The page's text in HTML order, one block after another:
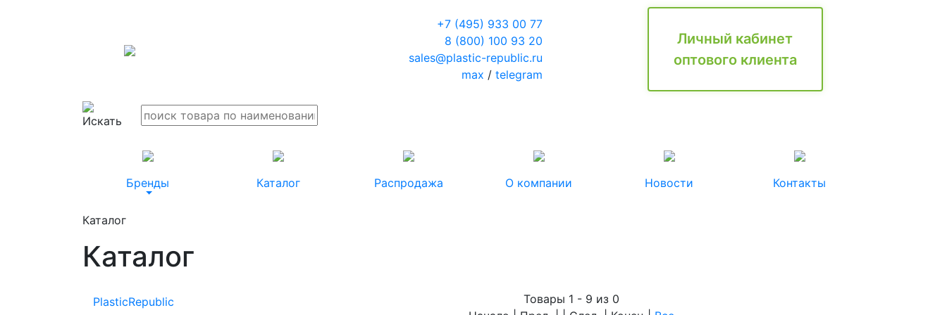
+7 (495) 933 00 77
8 (800) 100 93 20
sales@plastic-republic.ru
max / telegram
Личный кабинет
оптового клиента
Бренды Каталог Распродажа О компании Новости Контакты
Каталог
Каталог
PlasticRepublic
Товары 1 - 9 из 0